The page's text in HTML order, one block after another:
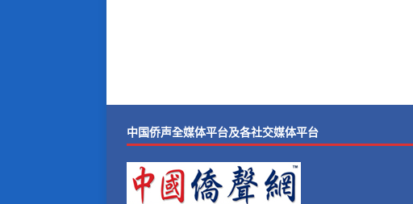
中国侨声全媒体平台及各社交媒体平台